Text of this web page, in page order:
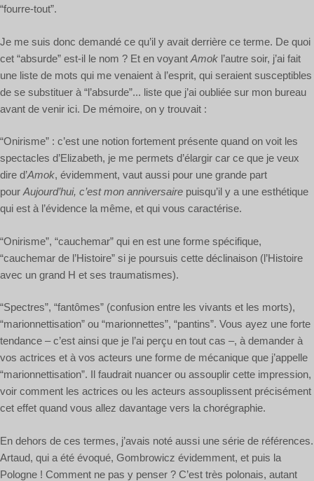
“fourre-tout”.
Je me suis donc demandé ce qu’il y avait derrière ce terme. De quoi
cet “absurde” est-il le nom ? Et en voyant Amok l’autre soir, j’ai fait
une liste de mots qui me venaient à l’esprit, qui seraient susceptibles
de se substituer à “l’absurde”... liste que j’ai oubliée sur mon bureau
avant de venir ici. De mémoire, on y trouvait :
“Onirisme” : c’est une notion fortement présente quand on voit les
spectacles d’Elizabeth, je me permets d’élargir car ce que je veux
dire d’Amok, évidemment, vaut aussi pour une grande part
pour Aujourd’hui, c’est mon anniversaire puisqu’il y a une esthétique
qui est à l’évidence la même, et qui vous caractérise.
“Onirisme”, “cauchemar” qui en est une forme spécifique,
“cauchemar de l’Histoire” si je poursuis cette déclinaison (l’Histoire
avec un grand H et ses traumatismes).
“Spectres”, “fantômes” (confusion entre les vivants et les morts),
“marionnettisation” ou “marionnettes”, “pantins”. Vous ayez une forte
tendance – c’est ainsi que je l’ai perçu en tout cas –, à demander à
vos actrices et à vos acteurs une forme de mécanique que j’appelle
“marionnettisation”. Il faudrait nuancer ou assouplir cette impression,
voir comment les actrices ou les acteurs assouplissent précisément
cet effet quand vous allez davantage vers la chorégraphie.
En dehors de ces termes, j’avais noté aussi une série de références.
Artaud, qui a été évoqué, Gombrowicz évidemment, et puis la
Pologne ! Comment ne pas y penser ? C’est très polonais, autant